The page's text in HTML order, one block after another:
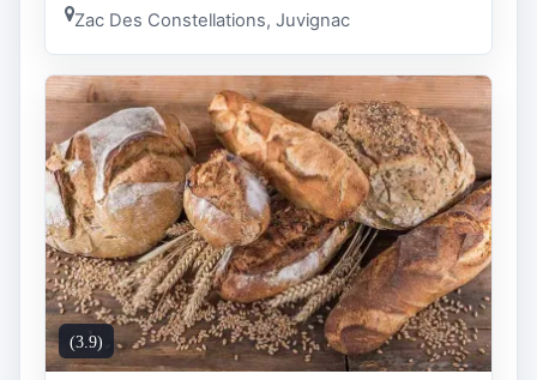
Zac Des Constellations, Juvignac
(3.9)